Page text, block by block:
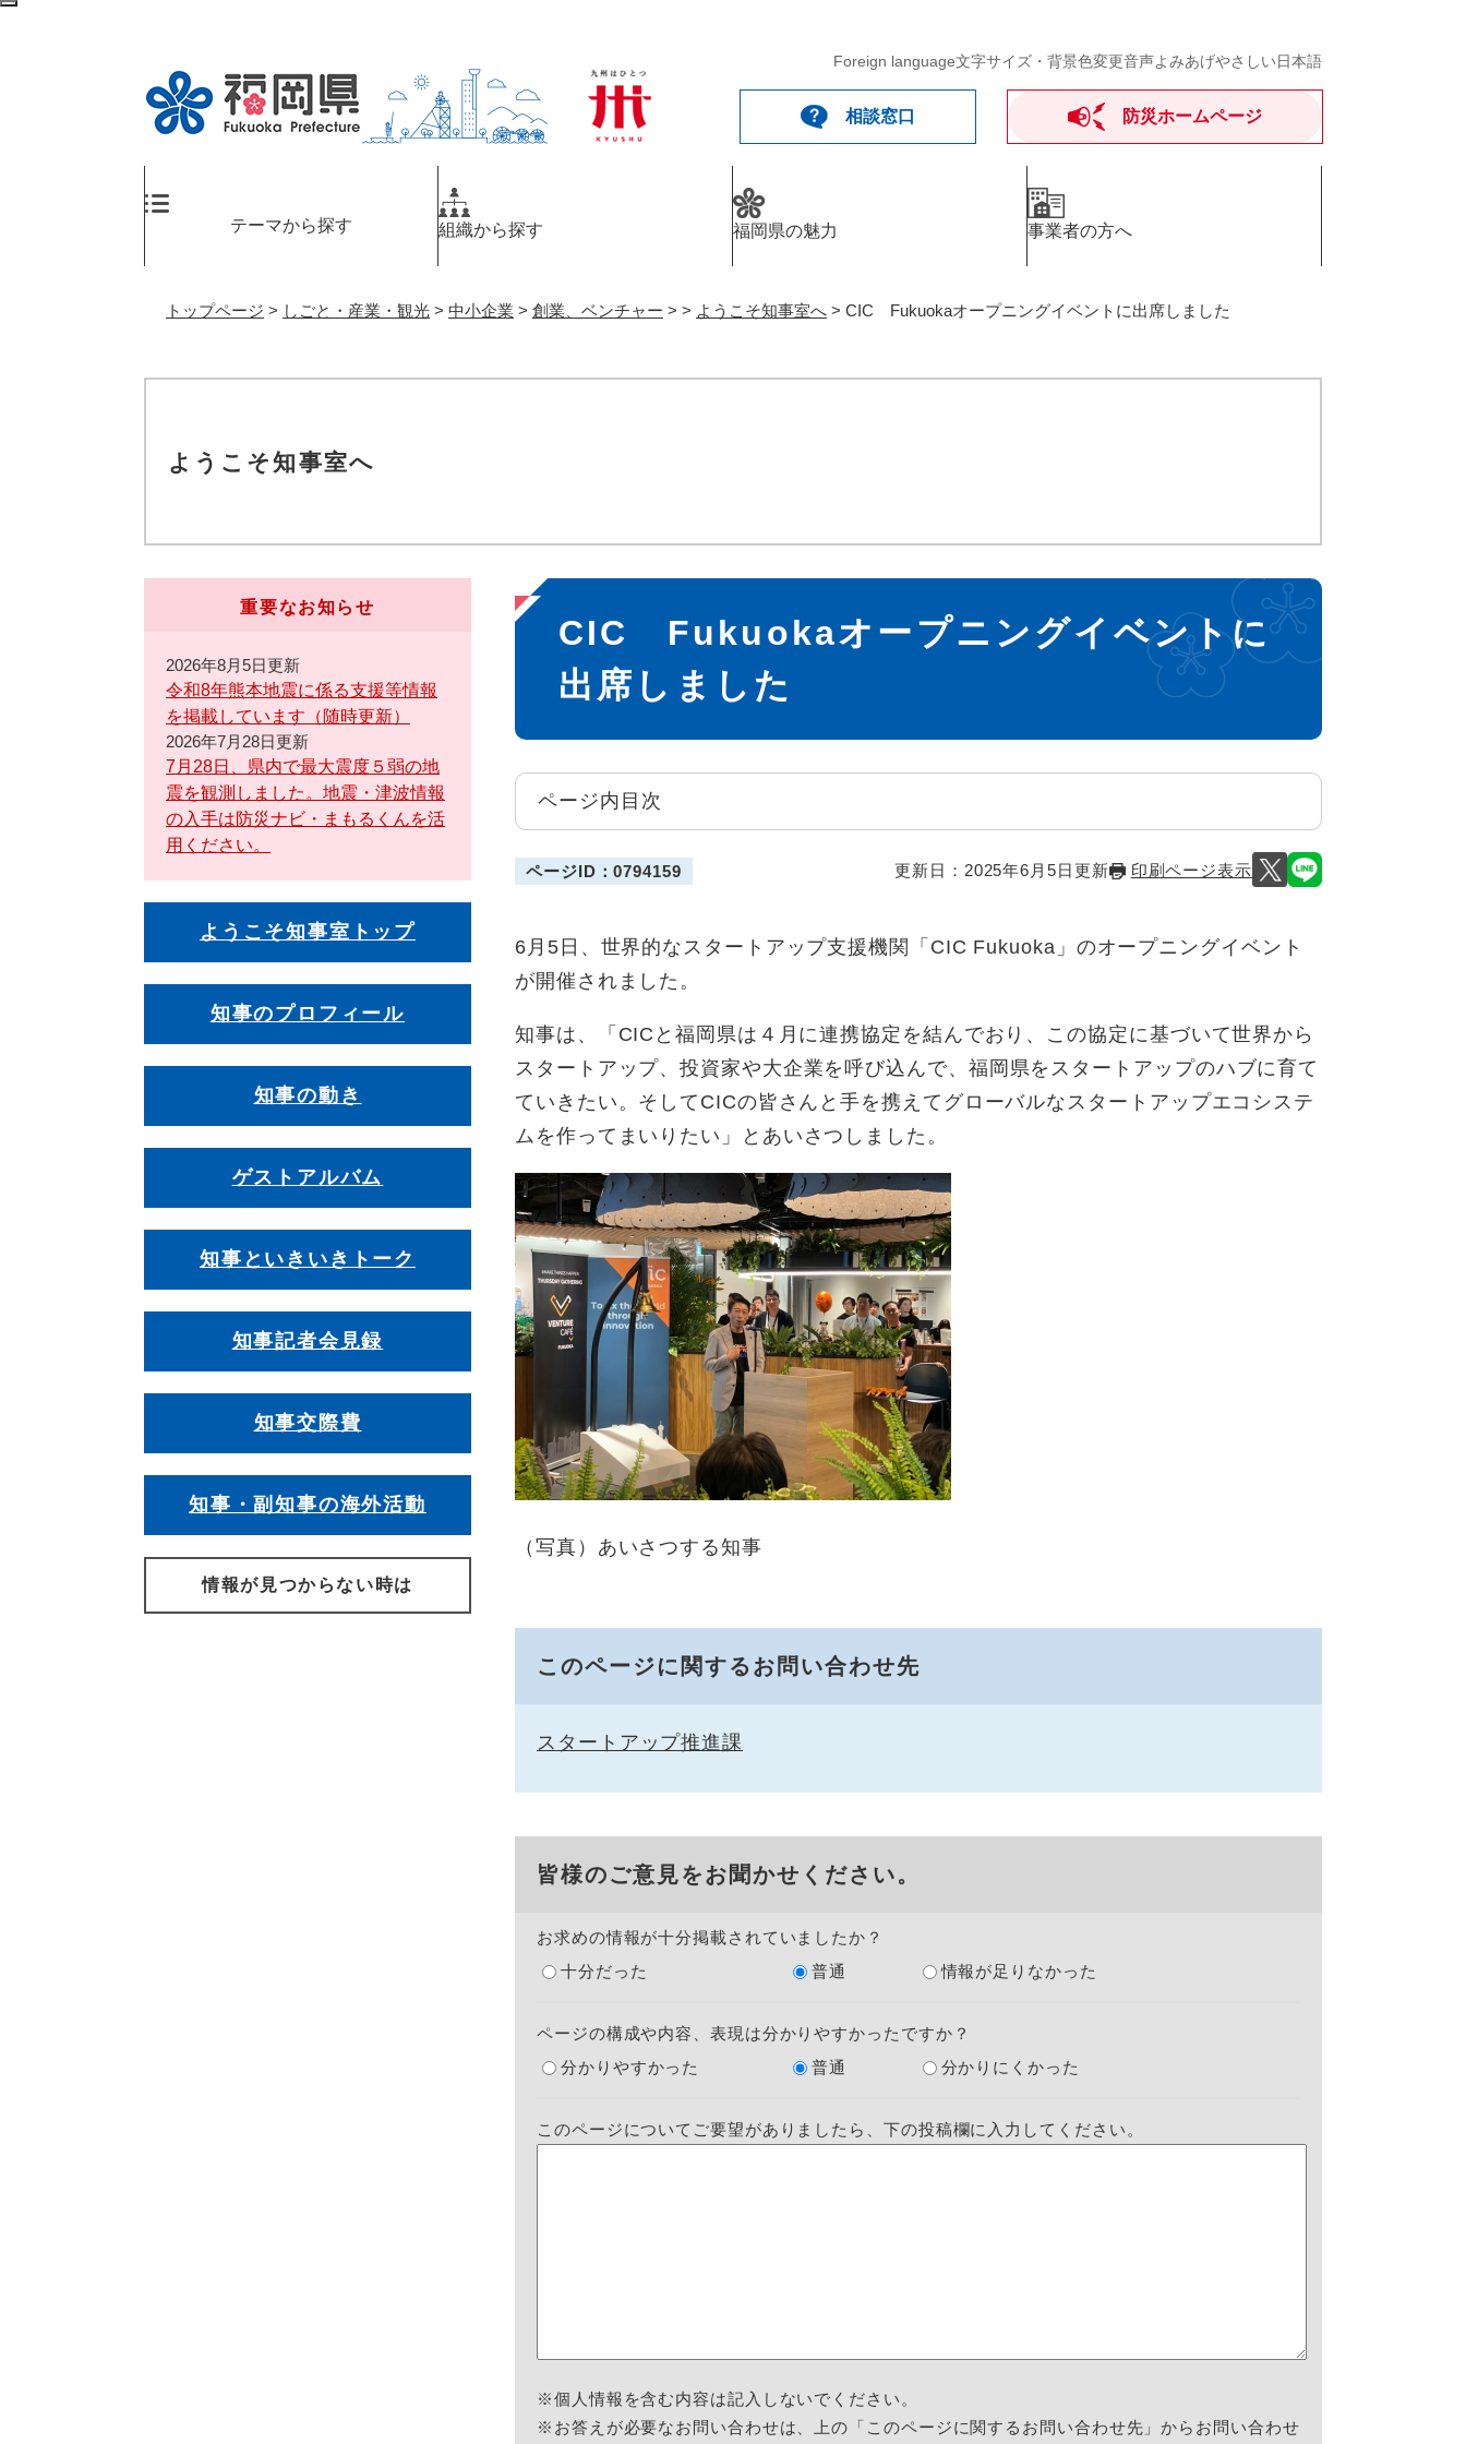
ペ
メ
Foreign language文字サイズ・背景色変更音声よみあげやさしい日本語
相談窓口 防災ホームページ
テーマから探す 組織から探す 福岡県の魅力 事業者の方へ
トップページ > しごと・産業・観光 > 中小企業 > 創業、ベンチャー > > ようこそ知事室へ > CIC Fukuokaオープニングイベントに出席しました
ようこそ知事室へ
本
文
CIC Fukuokaオープニングイベントに
出席しました
ページ内目次
ページID：0794159 更新日：2025年6月5日更新 印刷ページ表示
6月5日、世界的なスタートアップ支援機関「CIC Fukuoka」のオープニングイベント
が開催されました。
知事は、「CICと福岡県は４月に連携協定を結んでおり、この協定に基づいて世界から
スタートアップ、投資家や大企業を呼び込んで、福岡県をスタートアップのハブに育て
ていきたい。そしてCICの皆さんと手を携えてグローバルなスタートアップエコシステ
ムを作ってまいりたい」とあいさつしました。
（写真）あいさつする知事
このページに関するお問い合わせ先
スタートアップ推進課
皆様のご意見をお聞かせください。
お求めの情報が十分掲載されていましたか？
十分だった
普通 情報が足りなかった
ページの構成や内容、表現は分かりやすかったですか？
分かりやすかった
普通 分かりにくかった
このページについてご要望がありましたら、下の投稿欄に入力してください。
※個人情報を含む内容は記入しないでください。
※お答えが必要なお問い合わせは、上の「このページに関するお問い合わせ先」からお問い合わせ
重要なお知らせ
2026年8月5日更新
令和8年熊本地震に係る支援等情報
を掲載しています（随時更新）
2026年7月28日更新
7月28日、県内で最大震度５弱の地
震を観測しました。地震・津波情報
の入手は防災ナビ・まもるくんを活
用ください。
ようこそ知事室トップ
知事のプロフィール
知事の動き
ゲストアルバム
知事といきいきトーク
知事記者会見録
知事交際費
知事・副知事の海外活動
情報が見つからない時は